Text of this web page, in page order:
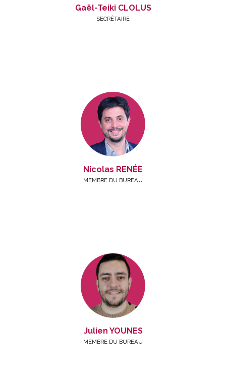
Gaël-Teiki CLOLUS
SECRÉTAIRE
Nicolas RENÉE
MEMBRE DU BUREAU
Julien YOUNES
MEMBRE DU BUREAU